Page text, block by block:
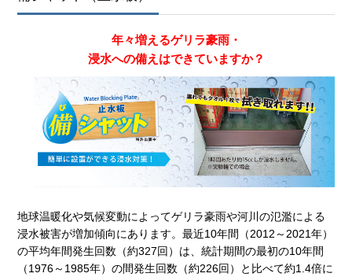
年々増えるゲリラ豪雨・
浸水への備えはできていますか？
地球温暖化や気候変動によってゲリラ豪雨や河川の氾濫による
浸水被害が増加傾向にあります。最近10年間（2012～2021年）
の平均年間発生回数（約327回）は、統計期間の最初の10年間
（1976～1985年）の間発生回数（約226回）と比べて約1.4倍に